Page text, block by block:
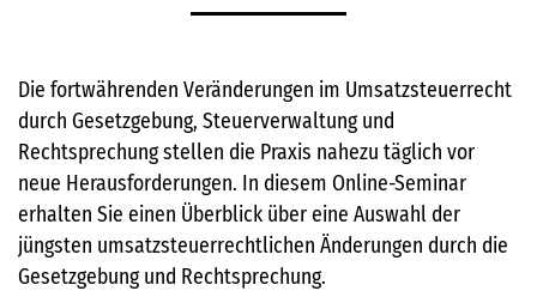
Die fortwährenden Veränderungen im Umsatzsteuerrecht
durch Gesetzgebung, Steuerverwaltung und
Rechtsprechung stellen die Praxis nahezu täglich vor
neue Herausforderungen. In diesem Online-Seminar
erhalten Sie einen Überblick über eine Auswahl der
jüngsten umsatzsteuerrechtlichen Änderungen durch die
Gesetzgebung und Rechtsprechung.